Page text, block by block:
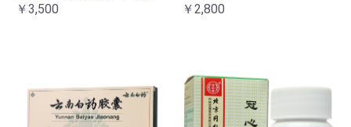
￥3,500
￥2,800